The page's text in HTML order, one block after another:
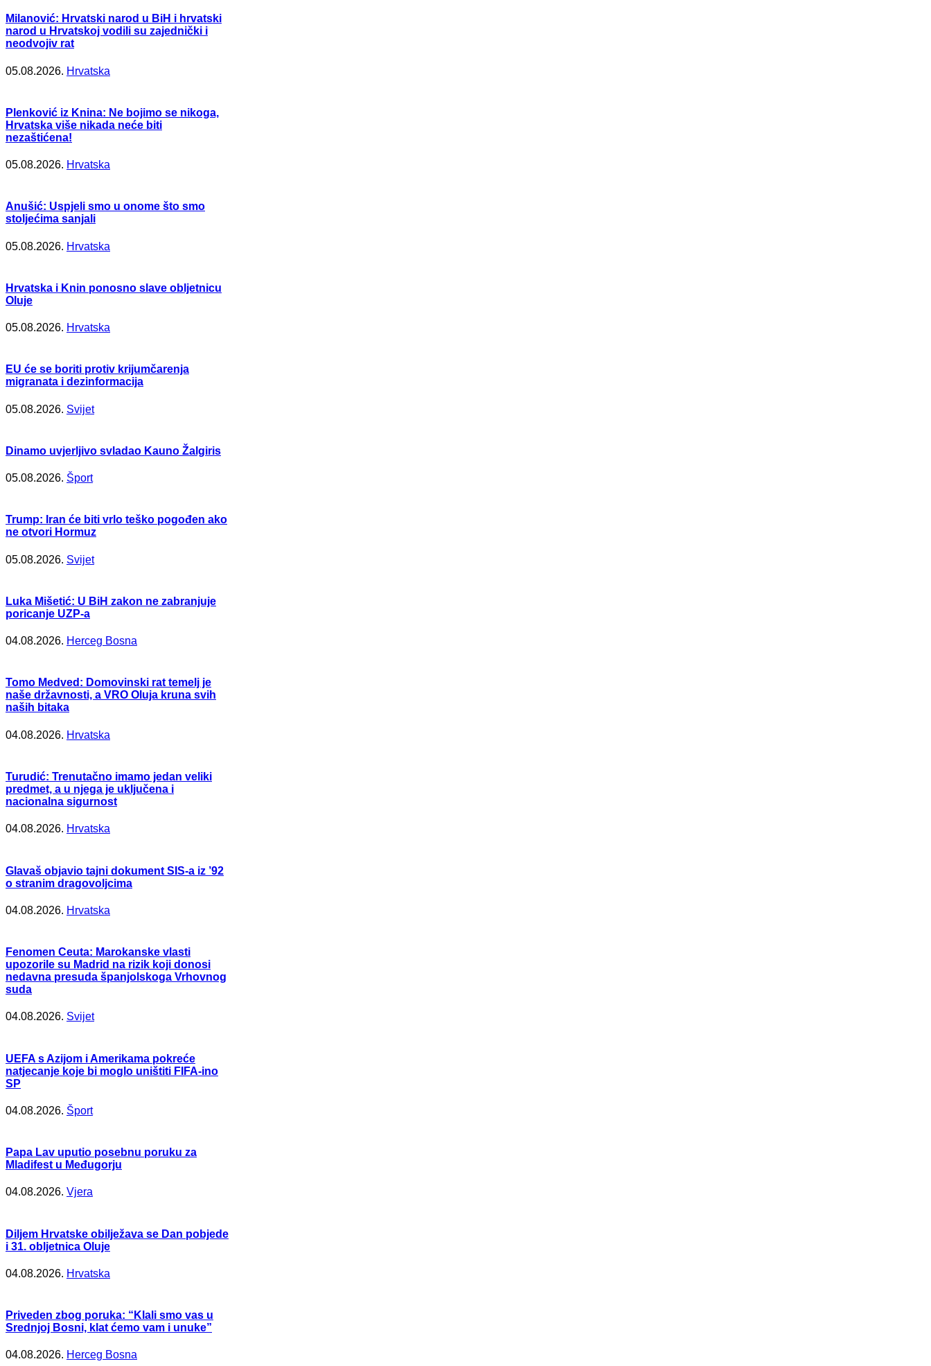
Milanović: Hrvatski narod u BiH i hrvatski
narod u Hrvatskoj vodili su zajednički i
neodvojiv rat
05.08.2026. Hrvatska
Plenković iz Knina: Ne bojimo se nikoga,
Hrvatska više nikada neće biti
nezaštićena!
05.08.2026. Hrvatska
Anušić: Uspjeli smo u onome što smo
stoljećima sanjali
05.08.2026. Hrvatska
Hrvatska i Knin ponosno slave obljetnicu
Oluje
05.08.2026. Hrvatska
EU će se boriti protiv krijumčarenja
migranata i dezinformacija
05.08.2026. Svijet
Dinamo uvjerljivo svladao Kauno Žalgiris
05.08.2026. Šport
Trump: Iran će biti vrlo teško pogođen ako
ne otvori Hormuz
05.08.2026. Svijet
Luka Mišetić: U BiH zakon ne zabranjuje
poricanje UZP-a
04.08.2026. Herceg Bosna
Tomo Medved: Domovinski rat temelj je
naše državnosti, a VRO Oluja kruna svih
naših bitaka
04.08.2026. Hrvatska
Turudić: Trenutačno imamo jedan veliki
predmet, a u njega je uključena i
nacionalna sigurnost
04.08.2026. Hrvatska
Glavaš objavio tajni dokument SIS-a iz ’92
o stranim dragovoljcima
04.08.2026. Hrvatska
Fenomen Ceuta: Marokanske vlasti
upozorile su Madrid na rizik koji donosi
nedavna presuda španjolskoga Vrhovnog
suda
04.08.2026. Svijet
UEFA s Azijom i Amerikama pokreće
natjecanje koje bi moglo uništiti FIFA-ino
SP
04.08.2026. Šport
Papa Lav uputio posebnu poruku za
Mladifest u Međugorju
04.08.2026. Vjera
Diljem Hrvatske obilježava se Dan pobjede
i 31. obljetnica Oluje
04.08.2026. Hrvatska
Priveden zbog poruka: “Klali smo vas u
Srednjoj Bosni, klat ćemo vam i unuke”
04.08.2026. Herceg Bosna